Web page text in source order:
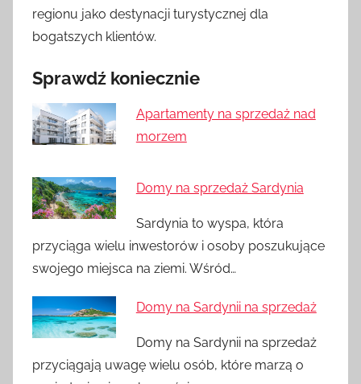
regionu jako destynacji turystycznej dla
bogatszych klientów.
Sprawdź koniecznie
Apartamenty na sprzedaż nad
morzem
Domy na sprzedaż Sardynia
Sardynia to wyspa, która
przyciąga wielu inwestorów i osoby poszukujące
swojego miejsca na ziemi. Wśród…
Domy na Sardynii na sprzedaż
Domy na Sardynii na sprzedaż
przyciągają uwagę wielu osób, które marzą o